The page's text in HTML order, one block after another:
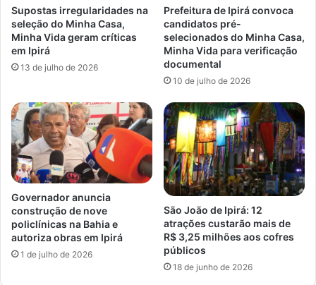
Supostas irregularidades na
seleção do Minha Casa,
Minha Vida geram críticas
em Ipirá
13 de julho de 2026
Prefeitura de Ipirá convoca
candidatos pré-
selecionados do Minha Casa,
Minha Vida para verificação
documental
10 de julho de 2026
Governador anuncia
construção de nove
policlínicas na Bahia e
autoriza obras em Ipirá
1 de julho de 2026
São João de Ipirá: 12
atrações custarão mais de
R$ 3,25 milhões aos cofres
públicos
18 de junho de 2026